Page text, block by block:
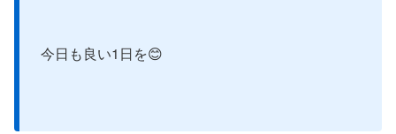
今日も良い1日を😊